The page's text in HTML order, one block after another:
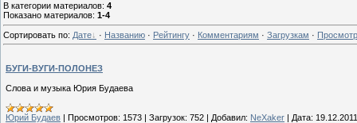
В категории материалов: 4
Показано материалов: 1-4
Сортировать по: Дате · Названию · Рейтингу · Комментариям · Загрузкам ·
БУГИ-ВУГИ-ПОЛОНЕЗ
Слова и музыка Юрия Будаева
Юрий Будаев | Просмотров: 1573 | Загрузок: 752 | Добавил: NeXaker | Дата: 19.12.2011